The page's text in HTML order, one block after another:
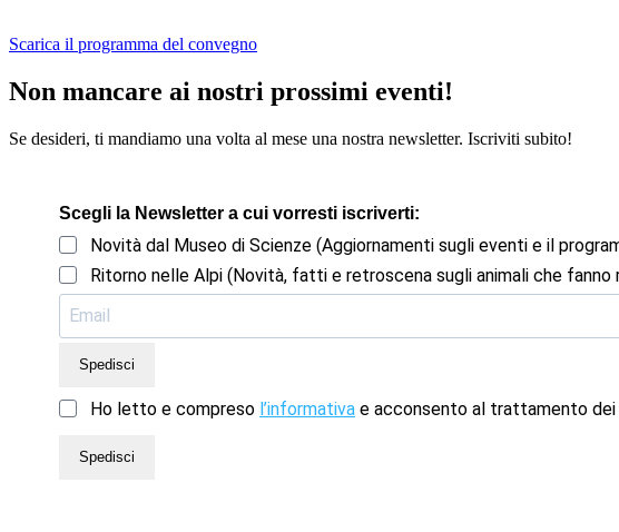
Scarica il programma del convegno
Non mancare ai nostri prossimi eventi!
Se desideri, ti mandiamo una volta al mese una nostra newsletter. Iscriviti subito!
Scegli la Newsletter a cui vorresti iscriverti:
Novità dal Museo di Scienze (Aggiornamenti sugli eventi e il
Ritorno nelle Alpi (Novità, fatti e retroscena sugli animali che fanno
Spedisci
Ho letto e compreso l’informativa e acconsento al trattamento dei
Spedisci